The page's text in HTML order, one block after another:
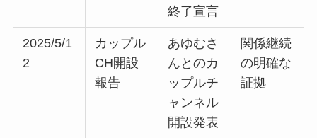
終了宣言
2025/5/1
2
カップル
CH開設
報告
あゆむさ
んとのカ
ップルチ
ャンネル
開設発表
関係継続
の明確な
証拠